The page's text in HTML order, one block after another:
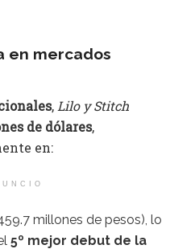
en mercados
, Lilo y Stitch
de dólares,
en:
millones de pesos), lo
5º mejor debut de la